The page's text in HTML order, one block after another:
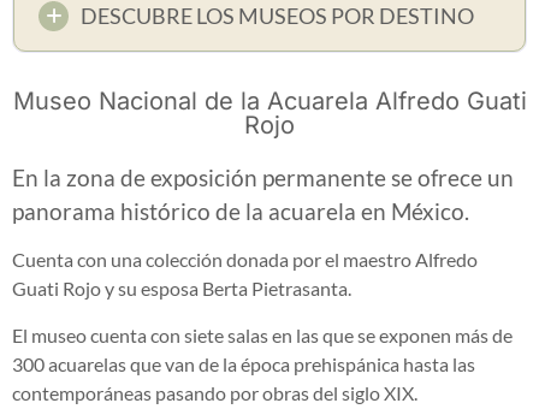
DESCUBRE LOS MUSEOS POR DESTINO
Museo Nacional de la Acuarela Alfredo Guati
Rojo
En la zona de exposición permanente se ofrece un
panorama histórico de la acuarela en México.
Cuenta con una colección donada por el maestro Alfredo
Guati Rojo y su esposa Berta Pietrasanta.
El museo cuenta con siete salas en las que se exponen más de
300 acuarelas que van de la época prehispánica hasta las
contemporáneas pasando por obras del siglo XIX.